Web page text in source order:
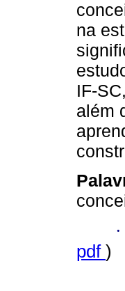
na
IF-
além
·
pdf )